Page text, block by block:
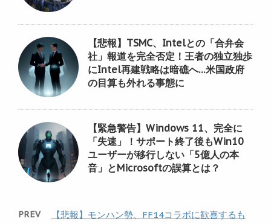
【悲報】TSMC、Intelとの「合弁会
社」報道を完全否定！王者の独立独歩
にIntel再建戦略は暗礁へ…米国政府
の目算も外れる事態に
【緊急警告】Windows 11、完全に
「失速」！サポート終了後もWin10
ユーザーが移行しない「5億人の本
音」とMicrosoftの誤算とは？
PREV
【悲報】モンハン勢、FF14コラボに歓喜するも